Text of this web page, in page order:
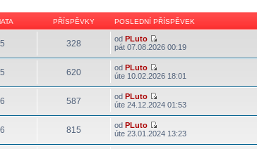
PŘÍSPĚVKY POSLEDNÍ PŘÍSPĚVEK
328 odPLuto
pát 07.08.2026 00:19
620 odPLuto
úte 10.02.2026 18:01
587 odPLuto
úte 24.12.2024 01:53
815 odPLuto
úte 23.01.2024 13:23